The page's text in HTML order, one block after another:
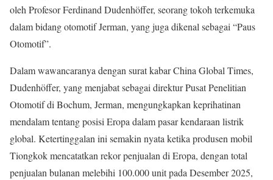
oleh Profesor Ferdinand Dudenhöffer, seorang tokoh terkemuka
dalam bidang otomotif Jerman, yang juga dikenal sebagai “Paus
Otomotif”.
Dalam wawancaranya dengan surat kabar China Global Times,
Dudenhöffer, yang menjabat sebagai direktur Pusat Penelitian
Otomotif di Bochum, Jerman, mengungkapkan keprihatinan
mendalam tentang posisi Eropa dalam pasar kendaraan listrik
global. Ketertinggalan ini semakin nyata ketika produsen mobil
Tiongkok mencatatkan rekor penjualan di Eropa, dengan total
penjualan bulanan melebihi 100.000 unit pada Desember 2025,